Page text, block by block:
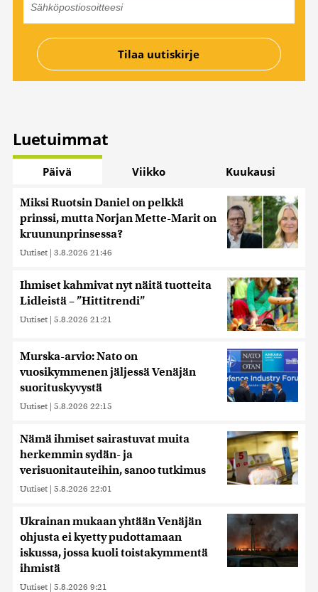
Luetuimmat
Päivä Viikko Kuukausi
Miksi Ruotsin Daniel on pelkkä
prinssi, mutta Norjan Mette-Marit on
kruununprinsessa?
Uutiset | 3.8.2026 21:46
Ihmiset kahmivat nyt näitä tuotteita
Lidleistä – ”Hittitrendi”
Uutiset | 5.8.2026 21:21
Murska-arvio: Nato on
vuosikymmenen jäljessä Venäjän
suorituskyvystä
Uutiset | 5.8.2026 22:15
Nämä ihmiset sairastuvat muita
herkemmin sydän- ja
verisuonitauteihin, sanoo tutkimus
Uutiset | 5.8.2026 22:01
Ukrainan mukaan yhtään Venäjän
ohjusta ei kyetty pudottamaan
iskussa, jossa kuoli toistakymmentä
ihmistä
Uutiset | 5.8.2026 9:21